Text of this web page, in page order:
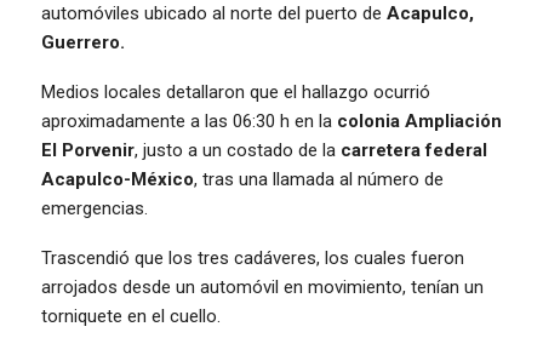
automóviles ubicado al norte del puerto de Acapulco,
Guerrero.
Medios locales detallaron que el hallazgo ocurrió
aproximadamente a las 06:30 h en la colonia Ampliación
El Porvenir, justo a un costado de la carretera federal
Acapulco-México, tras una llamada al número de
emergencias.
Trascendió que los tres cadáveres, los cuales fueron
arrojados desde un automóvil en movimiento, tenían un
torniquete en el cuello.